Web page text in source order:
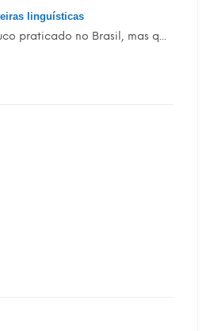
linguísticas
praticado no Brasil, mas q...